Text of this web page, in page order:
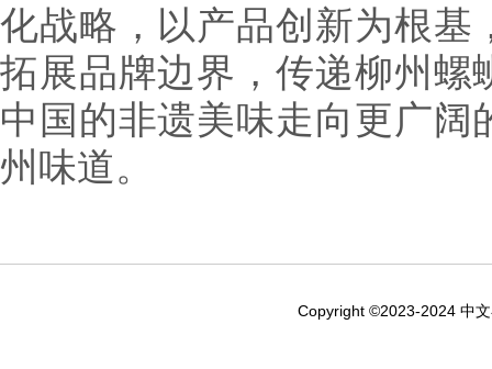
化战略，以产品创新为根基
拓展品牌边界，传递柳州螺
中国的非遗美味走向更广
州味道。
Copyright ©2023-2024 中